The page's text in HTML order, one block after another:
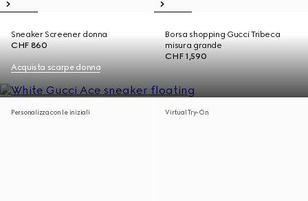
Sneaker Screener donna
CHF 860
Borsa shopping Gucci Tribeca
misura grande
CHF 1,590
Acquista scarpe donna
Personalizza con le iniziali Virtual Try-On